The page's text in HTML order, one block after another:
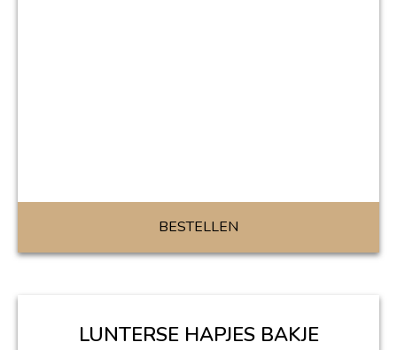
BESTELLEN
LUNTERSE HAPJES BAKJE